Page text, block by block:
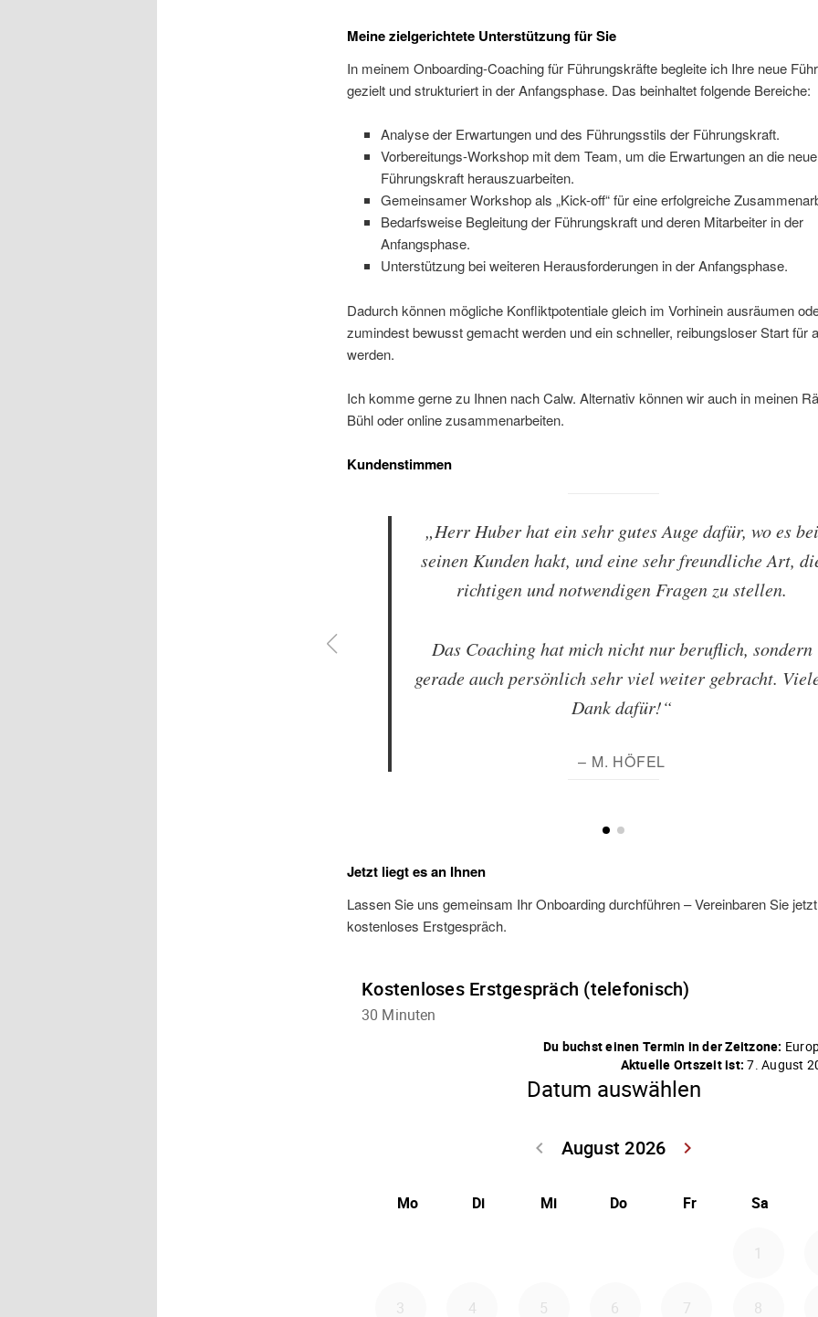
Meine zielgerichtete Unterstützung für Sie
In meinem Onboarding-Coaching für Führungskräfte begleite ich Ihre neue
gezielt und strukturiert in der Anfangsphase. Das beinhaltet folgende Bereiche:
Analyse der Erwartungen und des Führungsstils der Führungskraft.
Vorbereitungs-Workshop mit dem Team, um die Erwartungen an die neue
Führungskraft herauszuarbeiten.
Gemeinsamer Workshop als „Kick-off“ für eine erfolgreiche
Bedarfsweise Begleitung der Führungskraft und deren Mitarbeiter in der
Anfangsphase.
Unterstützung bei weiteren Herausforderungen in der Anfangsphase.
Dadurch können mögliche Konfliktpotentiale gleich im Vorhinein ausräumen
zumindest bewusst gemacht werden und ein schneller, reibungsloser Start für
werden.
Ich komme gerne zu Ihnen nach Calw. Alternativ können wir auch in meinen
Bühl oder online zusammenarbeiten.
Kundenstimmen
„Herr Huber hat ein sehr gutes Auge dafür, wo es bei
seinen Kunden hakt, und eine sehr freundliche Art,
richtigen und notwendigen Fragen zu stellen.
Das Coaching hat mich nicht nur beruflich, sondern
gerade auch persönlich sehr viel weiter gebracht.
Dank dafür!“
– M. HÖFEL
Jetzt liegt es an Ihnen
Lassen Sie uns gemeinsam Ihr Onboarding durchführen – Vereinbaren Sie
kostenloses Erstgespräch.